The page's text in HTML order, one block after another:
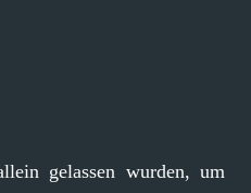
gelassen wurden, um